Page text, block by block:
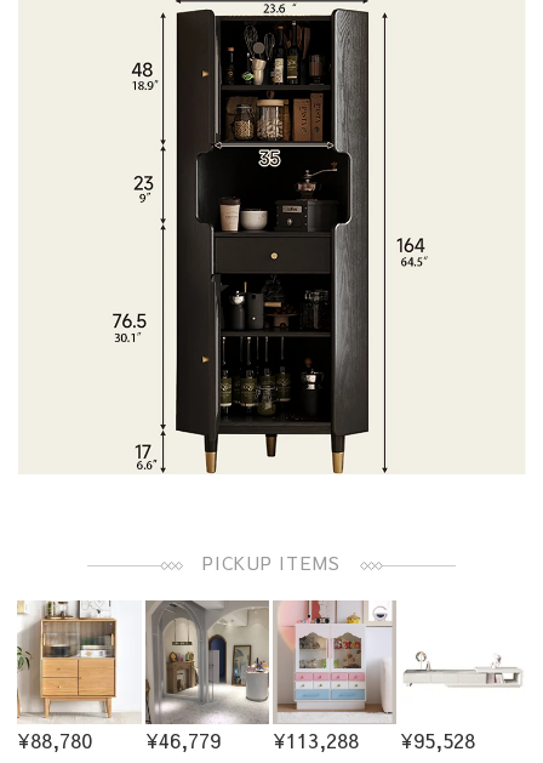
PICKUP ITEMS
¥88,780 ¥46,779 ¥113,288 ¥95,528